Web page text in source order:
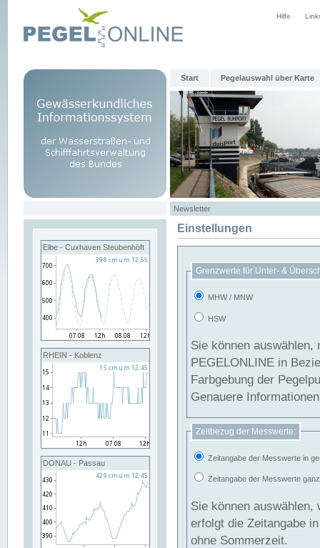
Hilfe
Start Pegelauswahl über Karte
Newsletter
Elbe - Cuxhaven Steubenhöft
RHEIN - Koblenz
DONAU - Passau
Einstellungen
Grenzwerte für Unter- &
MHW / MNW
HSW
Sie können
PEGELONLINE in Beziehung
Farbgebung der
Genauere
Zeitbezug der Messwerte:
Zeitangabe der Messwerte in
Zeitangabe der Messwerte
Sie können auswählen,
erfolgt die Zeitangabe
ohne Sommerzeit.